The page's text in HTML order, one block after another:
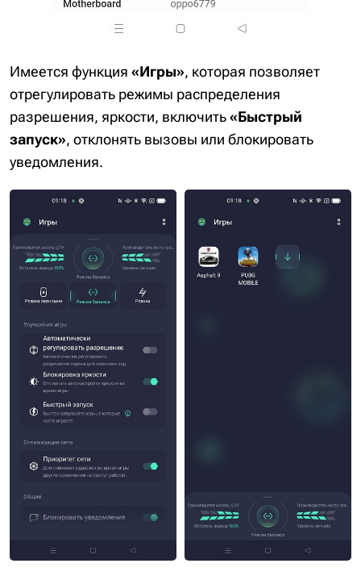
Имеется функция «Игры», которая позволяет
отрегулировать режимы распределения
разрешения, яркости, включить«Быстрый
запуск», отклонять вызовы или блокировать
уведомления.